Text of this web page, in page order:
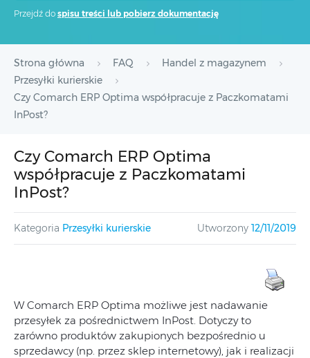
Przejdź do spisu treści lub pobierz dokumentację
Strona główna FAQ
Handel z magazynem
Przesyłki kurierskie
Czy Comarch ERP Optima współpracuje z Paczkomatami
InPost?
Czy Comarch ERP Optima
współpracuje z Paczkomatami
InPost?
Kategoria Przesyłki kurierskie Utworzony 12/11/2019
W Comarch ERP Optima możliwe jest nadawanie
przesyłek za pośrednictwem InPost. Dotyczy to
zarówno produktów zakupionych bezpośrednio u
sprzedawcy (np. przez sklep internetowy), jak i realizacji